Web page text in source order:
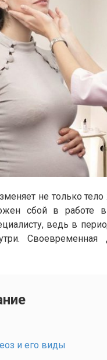
не только
сбой в работе
ведь в
и его виды